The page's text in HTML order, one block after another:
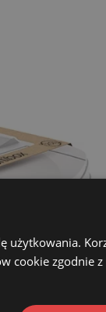
użytkowania.
cookie zgodnie